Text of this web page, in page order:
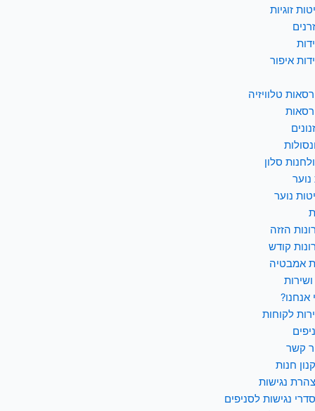
זוגיות
איפור
טלוויזיה
סלון
נוער
הזזה
קודש
אמבטיה
אנחנו?
לקוחות
קשר
חנות
נגישות
נגישות לסניפים